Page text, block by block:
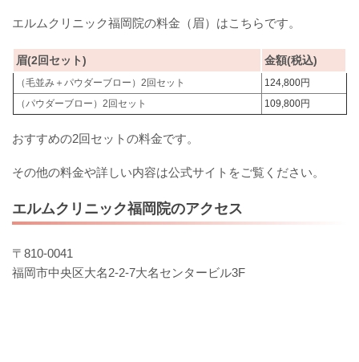
エルムクリニック福岡院の料金（眉）はこちらです。
眉(2回セット) 金額(税込)
（毛並み＋パウダーブロー）2回セット
124,800円
（パウダーブロー）2回セット
109,800円
おすすめの2回セットの料金です。
その他の料金や詳しい内容は公式サイトをご覧ください。
エルムクリニック福岡院のアクセス
〒810-0041
福岡市中央区大名2-2-7大名センタービル3F